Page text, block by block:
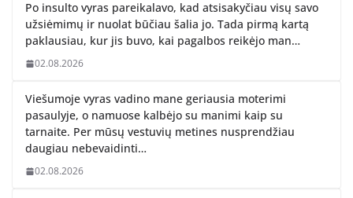
Po insulto vyras pareikalavo, kad atsisakyčiau visų savo
užsiėmimų ir nuolat būčiau šalia jo. Tada pirmą kartą
paklausiau, kur jis buvo, kai pagalbos reikėjo man…
02.08.2026
Viešumoje vyras vadino mane geriausia moterimi
pasaulyje, o namuose kalbėjo su manimi kaip su
tarnaite. Per mūsų vestuvių metines nusprendžiau
daugiau nebevaidinti…
02.08.2026